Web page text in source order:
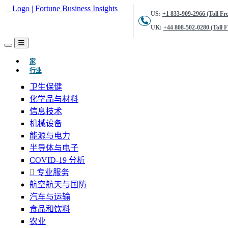
US: +1 833-909-2966 (Toll
UK: +44 808-502-0280 (Toll
家(当前的)
行业
卫生保健
化学品与材料
信息技术
机械设备
能源与电力
半导体与电子
COVID-19 分析
专业服务
航空航天与国防
汽车与运输
食品和饮料
农业